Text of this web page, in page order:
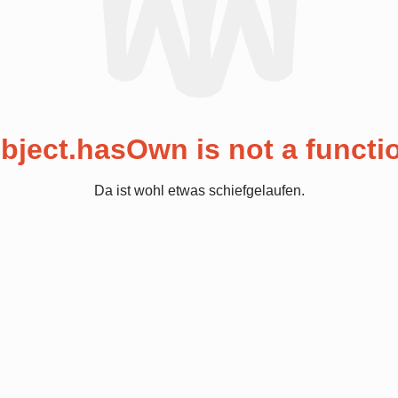
is not a
Da ist wohl etwas schiefgelaufen.